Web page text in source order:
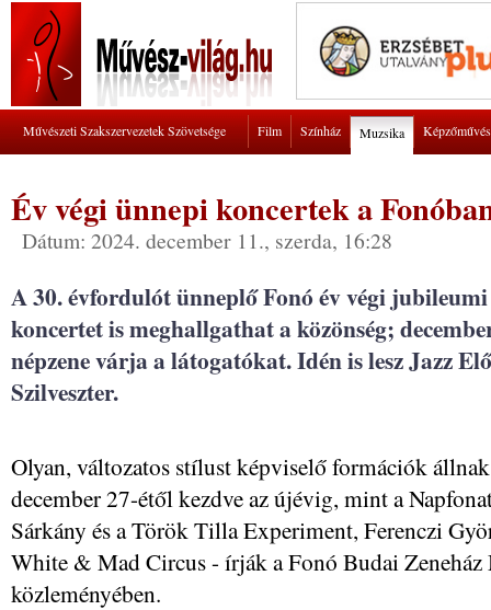
Művészeti Szakszervezetek Szövetsége Film Színház Muzsika
Év végi ünnepi koncertek a
Dátum: 2024. december 11., szerda, 16:28
A 30. évfordulót ünneplő Fonó év végi
koncertet is meghallgathat a közönség;
népzene várja a látogatókat. Idén is lesz Jazz
Szilveszter.
Olyan, változatos stílust képviselő formációk
december 27-étől kezdve az újévig, mint a
Sárkány és a Török Tilla Experiment, Ferenczi
White & Mad Circus - írják a Fonó Budai
közleményében.